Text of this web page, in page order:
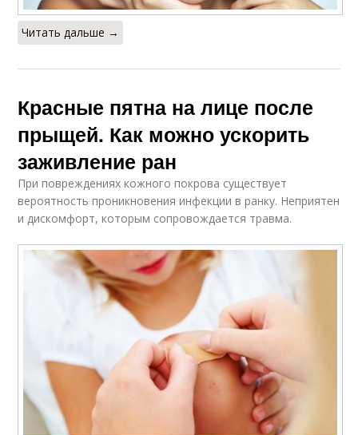
Читать дальше →
Красные пятна на лице после
прыщей. Как можно ускорить
заживление ран
При повреждениях кожного покрова существует
вероятность проникновения инфекции в ранку. Неприятен
и дискомфорт, которым сопровождается травма.